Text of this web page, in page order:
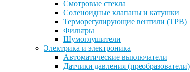
Смотровые стекла
Соленоидные клапаны и катушки
Терморегулирующие вентили (ТРВ)
Фильтры
Шумоглушители
Электрика и электроника
Автоматические выключатели
Датчики давления (преобразователи)